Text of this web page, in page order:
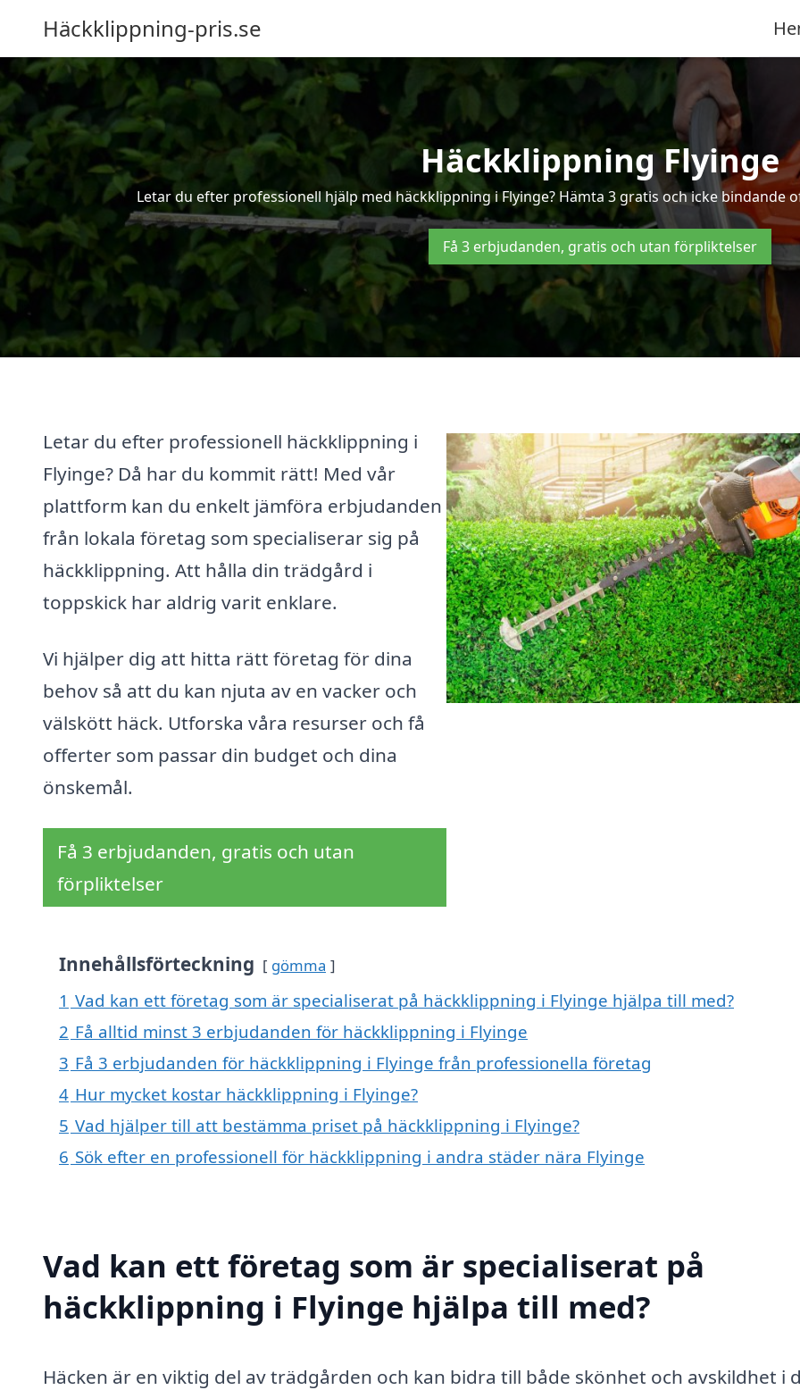
Häckklippning-pris.se
Häckklippning Flyinge
Letar du efter professionell hjälp med häckklippning i Flyinge? Hämta 3 gratis och icke bindande
Få 3 erbjudanden, gratis och utan förpliktelser
Letar du efter professionell häckklippning i
Flyinge? Då har du kommit rätt! Med vår
plattform kan du enkelt jämföra erbjudanden
från lokala företag som specialiserar sig på
häckklippning. Att hålla din trädgård i
toppskick har aldrig varit enklare.
Vi hjälper dig att hitta rätt företag för dina
behov så att du kan njuta av en vacker och
välskött häck. Utforska våra resurser och få
offerter som passar din budget och dina
önskemål.
Få 3 erbjudanden, gratis och utan
förpliktelser
Innehållsförteckning gömma
1 Vad kan ett företag som är specialiserat på häckklippning i Flyinge hjälpa till med?
2 Få alltid minst 3 erbjudanden för häckklippning i Flyinge
3 Få 3 erbjudanden för häckklippning i Flyinge från professionella företag
4 Hur mycket kostar häckklippning i Flyinge?
5 Vad hjälper till att bestämma priset på häckklippning i Flyinge?
6 Sök efter en professionell för häckklippning i andra städer nära Flyinge
Vad kan ett företag som är specialiserat på
häckklippning i Flyinge hjälpa till med?
Häcken är en viktig del av trädgården och kan bidra till både skönhet och avskildhet i